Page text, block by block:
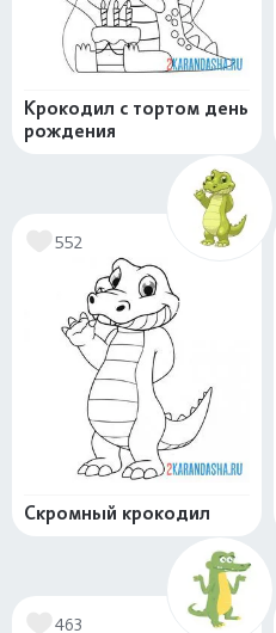
Крокодил с тортом день
рождения
552
Скромный крокодил
463